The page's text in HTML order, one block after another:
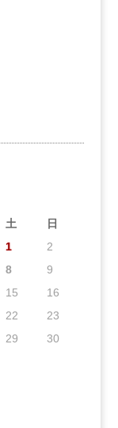
土
日
1
2
8
9
15
16
22
23
29
30